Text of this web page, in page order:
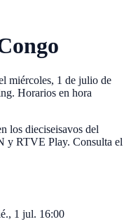
miércoles, 1 de julio de
Horarios en hora
los dieciseisavos del
y RTVE Play. Consulta el
1 jul. 16:00